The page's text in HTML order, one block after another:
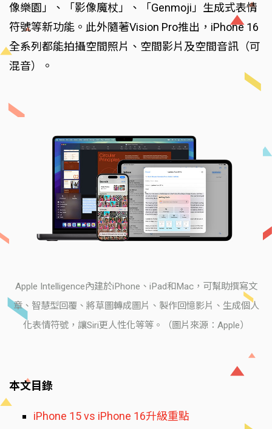
像樂園」、「影像魔杖」、「Genmoji」生成式表情
符號等新功能。此外隨著Vision Pro推出，iPhone 16
全系列都能拍攝空間照片、空間影片及空間音訊（可
混音）。
Apple Intelligence內建於iPhone、iPad和Mac，可幫助撰寫文
章、智慧型回覆、將草圖轉成圖片、製作回憶影片、生成個人
化表情符號，讓Siri更人性化等等。（圖片來源：Apple）
本文目錄
iPhone 15 vs iPhone 16升級重點